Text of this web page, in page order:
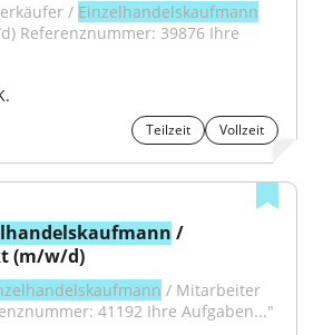
/ Einzelhandelskaufmann
Referenznummer: 39876 Ihre
Teilzeit Vollzeit
/
(m/w/d)
/ Mitarbeiter
41192 Ihre Aufgaben..."